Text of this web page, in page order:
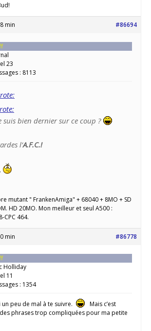
min #86694
23
: 8113
suis bien dernier sur ce coup ?
l’A.F.C.!
mutant " FrankenAmiga" + 68040 + 8MO + SD
HD 20MO. Mon meilleur et seul A500 :
CPC 464.
min #86778
Holliday
11
: 1354
un peu de mal à te suivre.
Mais c’est
phrases trop compliquées pour ma petite